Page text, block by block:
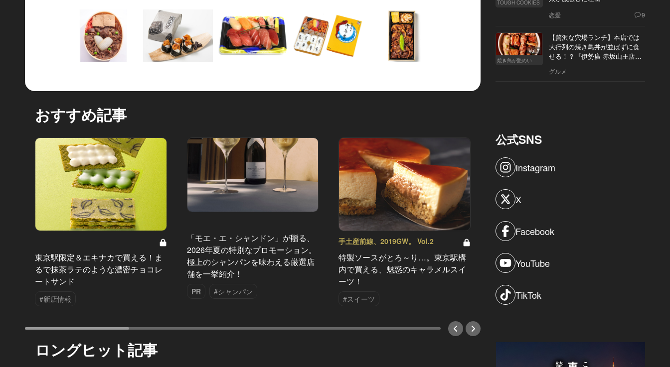
おすすめ記事
東京駅限定＆エキナカで買える！ま
るで抹茶ラテのような濃密チョコレ
ートサンド
#新店情報
「モエ・エ・シャンドン」が贈る、
2026年夏の特別なプロモーション。
極上のシャンパンを味わえる厳選店
舗を一挙紹介！
PR #シャンパン
手土産前線、2019GW。 Vol.2
特製ソースがとろ～り…。東京駅構
内で買える、魅惑のキャラメルスイ
ーツ！
#スイーツ
“ナポリタンを超えたナポリタン”な
ど、趣向を凝らしたこだわりメニュ
#新店情報
ロングヒット記事
TOUGH COOKIES
恋愛 9
Vol.7
焼き鳥が艶めいてきた
【贅沢な穴場ランチ】本店では
大行列の焼き鳥丼が並ばずに食
せる！？『伊勢廣 赤坂山王店』
グルメ
公式SNS
Instagram
X
Facebook
YouTube
TikTok